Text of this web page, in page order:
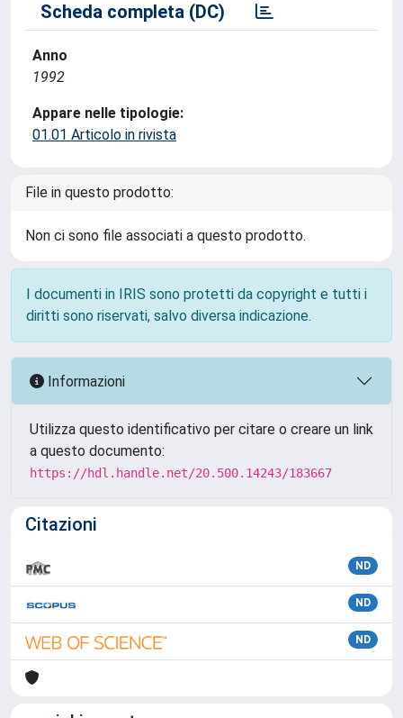
Scheda completa (DC)
Anno
1992
Appare nelle tipologie:
01.01 Articolo in rivista
File in questo prodotto:
Non ci sono file associati a questo prodotto.
I documenti in IRIS sono protetti da copyright e tutti i
diritti sono riservati, salvo diversa indicazione.
Informazioni
Utilizza questo identificativo per citare o creare un link
a questo documento:
https://hdl.handle.net/20.500.14243/183667
Citazioni
ND
ND
ND